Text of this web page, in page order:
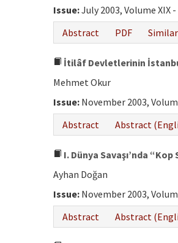
Issue:July 2003, Volume XIX -
Abstract
PDF
İtilâf Devletlerinin
Mehmet Okur
Issue: November 2003,
Abstract
Abstract
I. Dünya Savaşı’nda
Ayhan Doğan
Issue: November 2003,
Abstract
Abstract